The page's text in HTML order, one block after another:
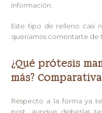
información.
Este tipo de relleno casi
queríamos comentarte de
¿Qué prótesis
más? Comparativa
Respecto a la forma ya